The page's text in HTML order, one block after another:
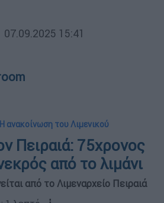
07.09.2025 15:41
ανακοίνωση του Λιμενικού
Πειραιά: 75χρονος
από το λιμάνι
από το Λιμεναρχείο Πειραιά